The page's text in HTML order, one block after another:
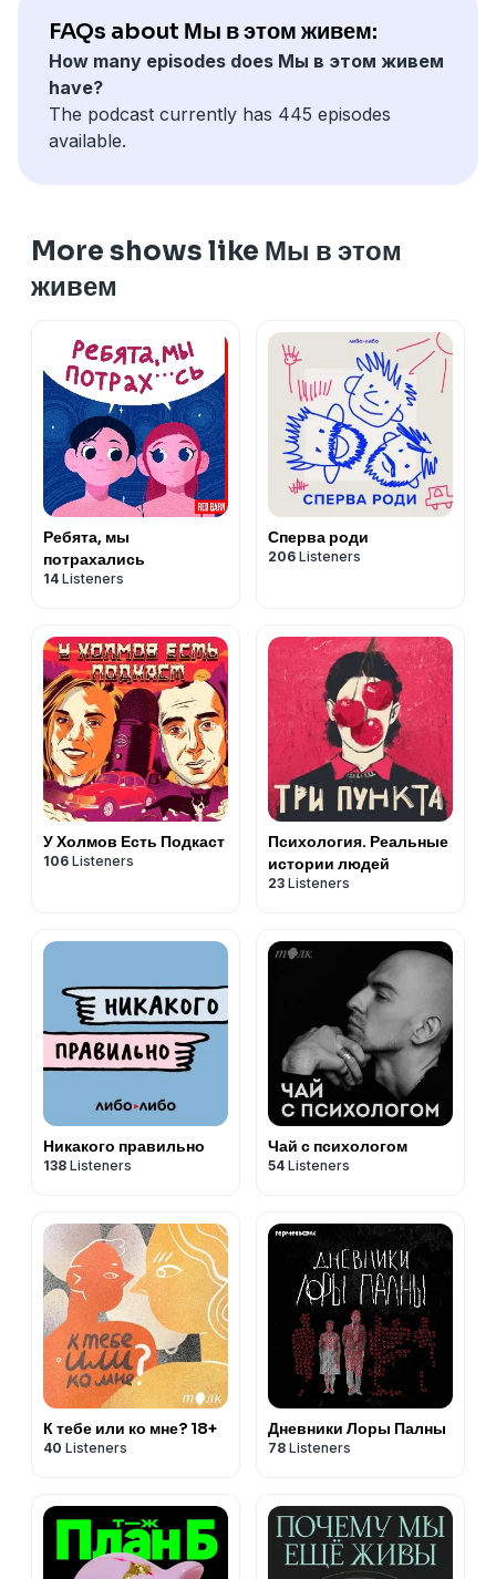
FAQs about Мы в этом живем:
How many episodes does Мы в этом живем
have?
The podcast currently has 445 episodes
available.
More shows like Мы в этом
живем
Ребята, мы
потрахались
14 Listeners
Сперва роди
206 Listeners
У Холмов Есть Подкаст
106 Listeners
Психология. Реальные
истории людей
23 Listeners
Никакого правильно
138 Listeners
Чай с психологом
54 Listeners
К тебе или ко мне? 18+
40 Listeners
Дневники Лоры Палны
78 Listeners